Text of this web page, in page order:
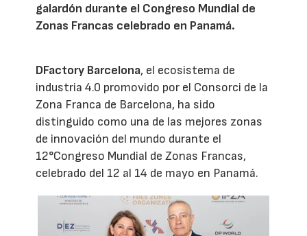
galardón durante el Congreso Mundial de
Zonas Francas celebrado en Panamá.
DFactory Barcelona, el ecosistema de
industria 4.0 promovido por el Consorci de la
Zona Franca de Barcelona, ha sido
distinguido como una de las mejores zonas
de innovación del mundo durante el
12°Congreso Mundial de Zonas Francas,
celebrado del 12 al 14 de mayo en Panamá.